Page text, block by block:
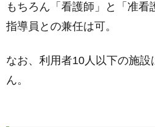
もちろん「看護師」と「准看
指導員との兼任は可。
なお、利用者10人以下の施
ん。